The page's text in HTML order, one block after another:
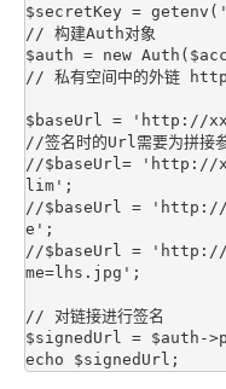
$secretKey =
// 构建Auth对象
$auth = new
// 私有空间中的外链
$baseUrl = 'http://
//签名时的Url需要为拼接
//$baseUrl= 'http://
lim';
//$baseUrl =
e';
//$baseUrl =
me=lhs.jpg';
// 对链接进行签名
$signedUrl = $auth-